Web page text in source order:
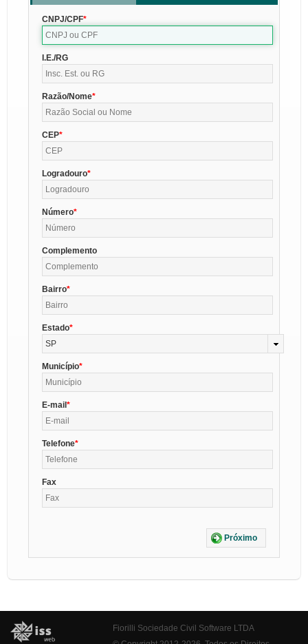
CNPJ/CPF
I.E./RG
Razão/Nome
CEP
Logradouro
Número
Complemento
Bairro
Estado
SP
Município
E-mail
Telefone
Fax
Próximo
Fiorilli Sociedade Civil Software LTDA